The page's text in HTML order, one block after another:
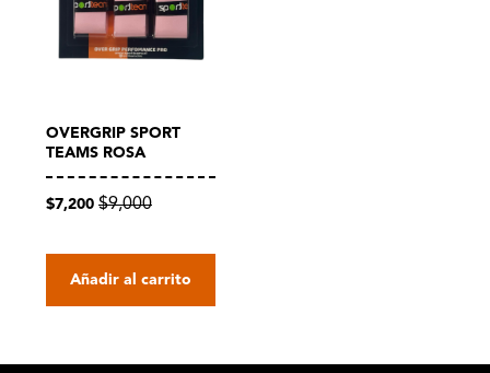
OVERGRIP SPORT
TEAMS ROSA
$7,200 $9,000
Añadir al carrito